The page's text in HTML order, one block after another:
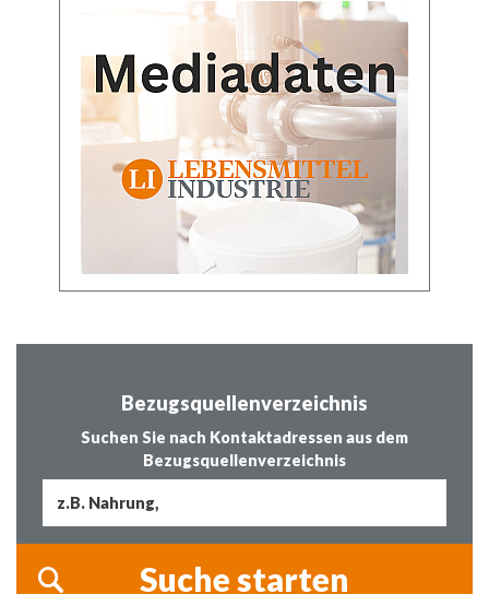
Bezugsquellenverzeichnis
Suchen Sie nach Kontaktadressen aus dem
Bezugsquellenverzeichnis